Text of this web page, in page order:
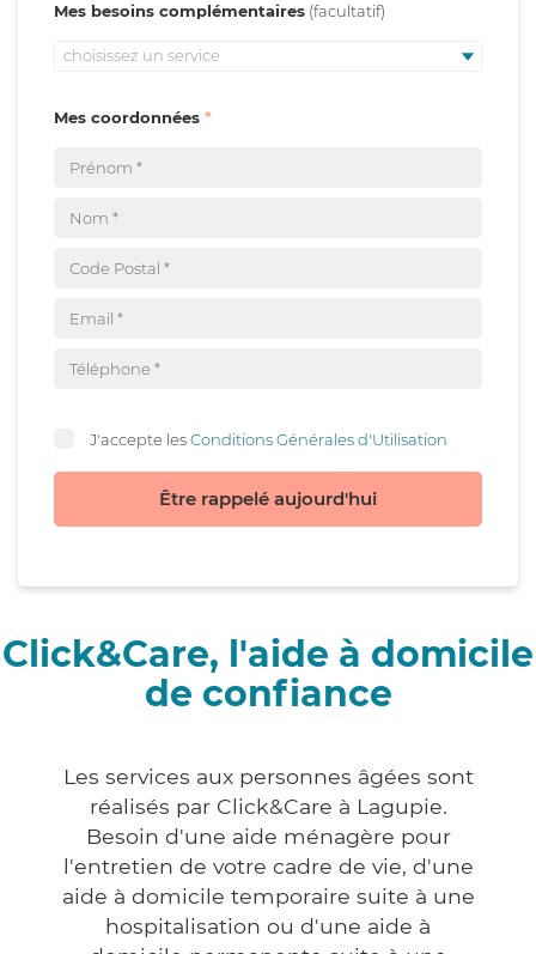
Mes besoins complémentaires
choisissez un service
Mes coordonnées
J'accepte lesConditions Générales d'Utilisation
Être rappelé aujourd'hui
Click&Care, l'aide à domicile
de confiance
Les services aux personnes âgées sont
réalisés par Click&Care à Lagupie.
Besoin d'une aide ménagère pour
l'entretien de votre cadre de vie, d'une
aide à domicile temporaire suite à une
hospitalisation ou d'une aide à